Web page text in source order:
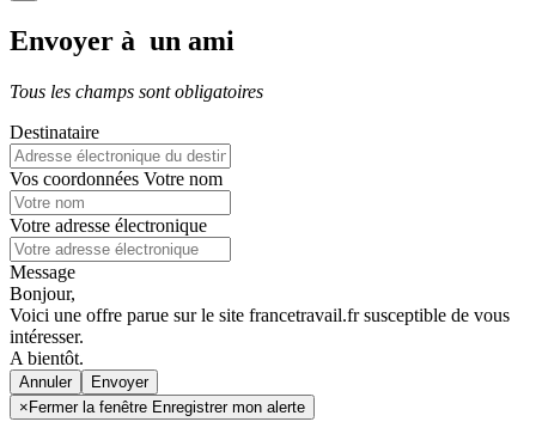
Envoyer à un ami
Tous les champs sont obligatoires
Destinataire
Vos coordonnées Votre nom
Votre adresse électronique
Message
Bonjour,
Voici une offre parue sur le site francetravail.fr susceptible de vous
intéresser.
A bientôt.
Annuler
× Fermer la fenêtre Enregistrer mon alerte